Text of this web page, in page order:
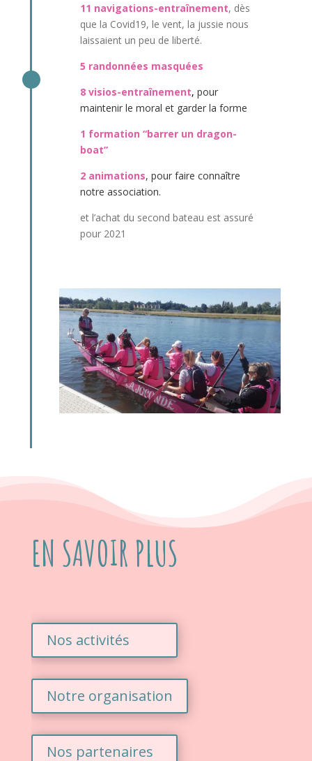
11 navigations-entraînement, dès
que la Covid19, le vent, la jussie nous
laissaient un peu de liberté.
5 randonnées masquées
8 visios-entraînement, pour
maintenir le moral et garder la forme
1 formation “barrer un dragon-
boat”
2 animations, pour faire connaître
notre association.
et l’achat du second bateau est assuré
pour 2021
EN SAVOIR PLUS
Nos activités
Notre organisation
Nos partenaires